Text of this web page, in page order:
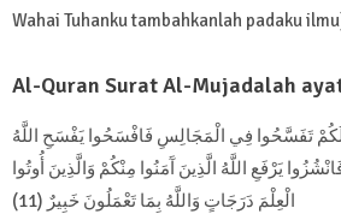
Wahai Tuhanku tambahkanlah padaku
Al-Quran Surat Al-Mujadalah
لَكُمْ تَفَسَّحُوا فِي الْمَجَالِسِ فَافْسَحُوا يَفْسَحِ اللَّهُ
يَرْفَعِ اللَّهُ الَّذِينَ آَمَنُوا مِنْكُمْ وَالَّذِينَ أُوتُوا
الْعِلْمَ دَرَجَاتٍ وَاللَّهُ بِمَا تَعْمَلُونَ خَبِيرٌ (11)